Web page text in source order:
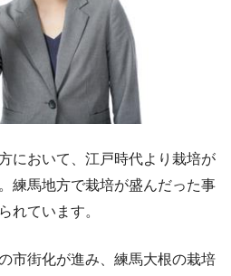
において、江戸時代より栽培が
練馬地方で栽培が盛んだった事
れています。
市街化が進み、練馬大根の栽培